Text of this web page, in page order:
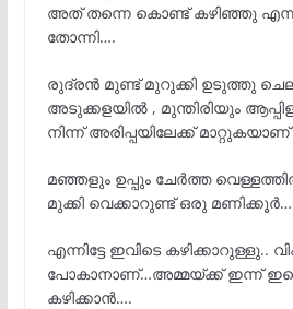
അത് തന്നെ കൊണ്ട് കഴിഞ്ഞു
തോന്നി….
രുദ്രൻ മുണ്ട് മുറുക്കി ഉടുത്തു
അടുക്കളയിൽ , മുന്തിരിയും
നിന്ന് അരിപ്പയിലേക്ക്
മഞ്ഞളും ഉപ്പും ചേർത്ത
മുക്കി വെക്കാറുണ്ട് ഒരു മണിക്കൂർ…
എന്നിട്ടേ ഇവിടെ കഴിക്കാറുള്ളു..
പോകാനാണ്…അമ്മയ്ക്ക് ഇന്ന്
കഴിക്കാൻ….